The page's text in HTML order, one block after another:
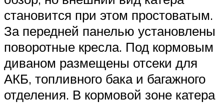
становится при этом простоватым.
За передней панелью установлены
поворотные кресла. Под кормовым
диваном размещены отсеки для
АКБ, топливного бака и багажного
отделения. В кормовой зоне катера